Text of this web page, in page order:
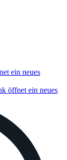
ein neues
öffnet ein neues